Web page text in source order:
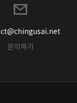
문의하기